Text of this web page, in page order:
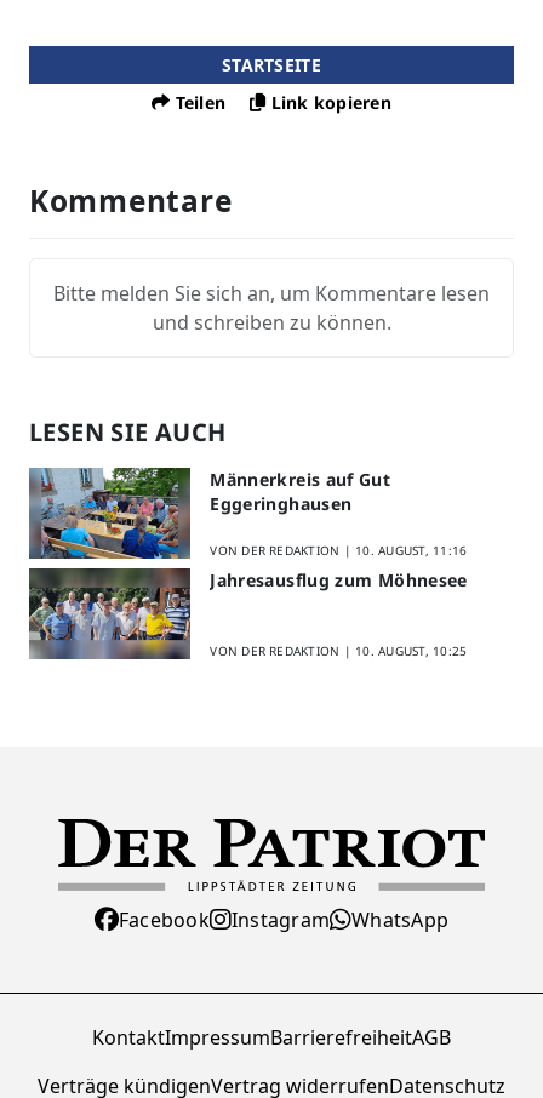
STARTSEITE
Teilen
Link kopieren
Kommentare
Bitte melden Sie sich an, um Kommentare lesen
und schreiben zu können.
LESEN SIE AUCH
Männerkreis auf Gut
Eggeringhausen
VON DER REDAKTION | 10. AUGUST, 11:16
Jahresausflug zum Möhnesee
VON DER REDAKTION | 10. AUGUST, 10:25
Facebook Instagram WhatsApp
KontaktImpressumBarrierefreiheitAGB
Verträge kündigenVertrag widerrufenDatenschutz